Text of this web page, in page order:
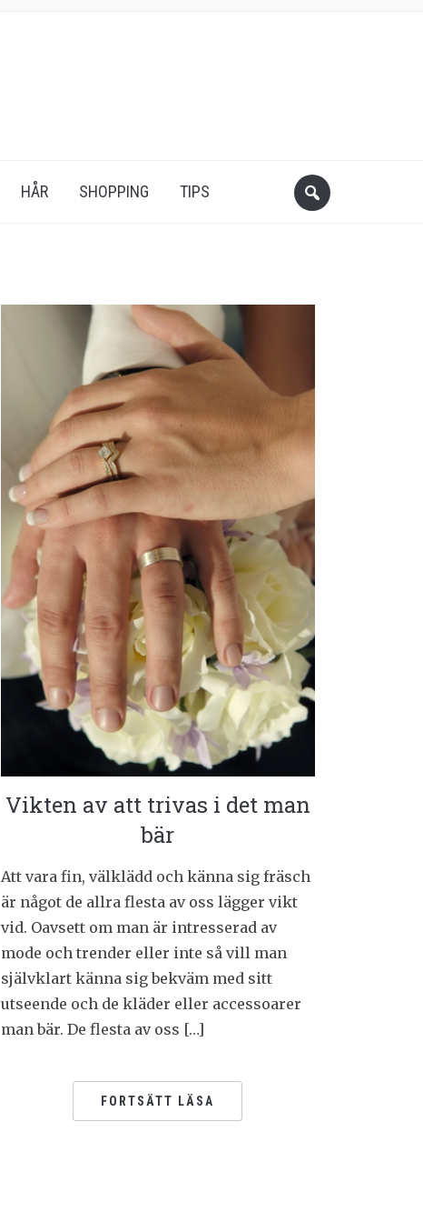
HÅR SHOPPING TIPS
Vikten av att trivas i det man
bär
Att vara fin, välklädd och känna sig fräsch
är något de allra flesta av oss lägger vikt
vid. Oavsett om man är intresserad av
mode och trender eller inte så vill man
självklart känna sig bekväm med sitt
utseende och de kläder eller accessoarer
man bär. De flesta av oss […]
FORTSÄTT LÄSA